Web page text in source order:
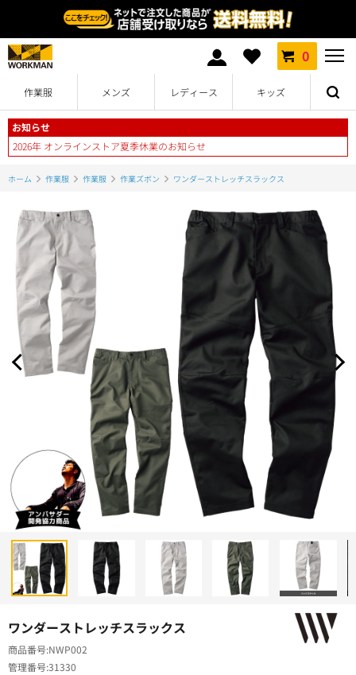
0
作業服 メンズ レディース キッズ
お知らせ
2026年 オンラインストア夏季休業のお知らせ
ホーム 作業服 作業服 作業ズボン ワンダーストレッチスラックス
ワンダーストレッチスラックス
商品番号 NWP002
管理番号31330